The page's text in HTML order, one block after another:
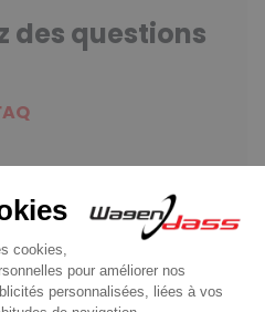
des questions
pour la
votre véhicule